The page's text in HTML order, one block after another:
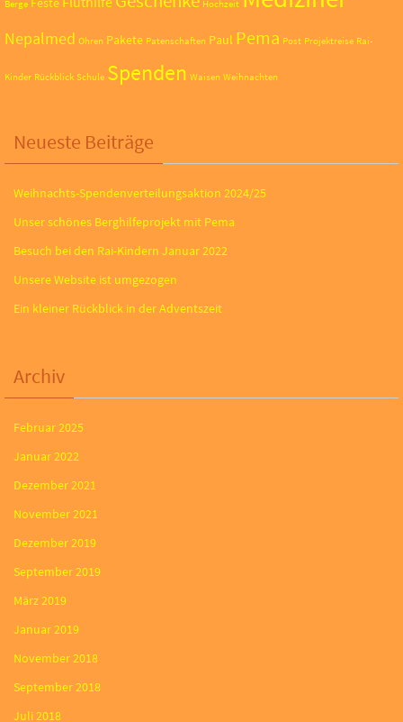
Berge Hochzeit
Nepalmed Ohren Pakete Patenschaften Paul Pema Post Projektreise Rai-
Kinder Rückblick Schule Spenden Waisen Weihnachten
Neueste Beiträge
Weihnachts-Spendenverteilungsaktion 2024/25
Unser schönes Berghilfeprojekt mit Pema
Besuch bei den Rai-Kindern Januar 2022
Unsere Website ist umgezogen
Ein kleiner Rückblick in der Adventszeit
Archiv
Februar 2025
Januar 2022
Dezember 2021
November 2021
Dezember 2019
September 2019
März 2019
Januar 2019
November 2018
September 2018
Juli 2018